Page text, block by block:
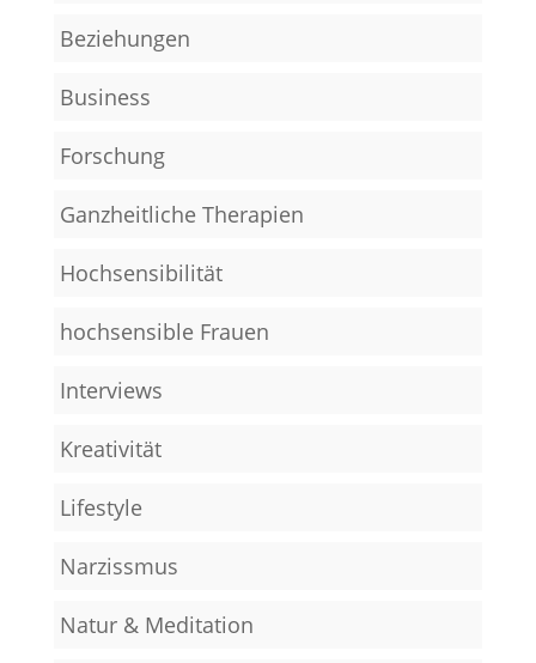
Beziehungen
Business
Forschung
Ganzheitliche Therapien
Hochsensibilität
hochsensible Frauen
Interviews
Kreativität
Lifestyle
Narzissmus
Natur & Meditation